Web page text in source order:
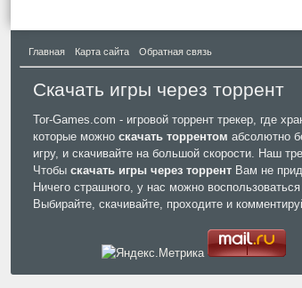
Главная Карта сайта Обратная связь
Скачать игры через торрент
Tor-Games.com - игровой торрент трекер, где
которые можно скачать торрентом абсолютно
игру, и скачивайте на большой скорости. Наш
Чтобы скачать игры через торрент Вам не
Ничего страшного, у нас можно
Выбирайте, скачивайте, проходите и